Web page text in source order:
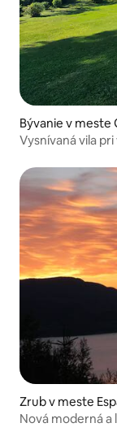
Bývanie v meste
Vysnívaná vila
Zrub v meste
Nová moderná a